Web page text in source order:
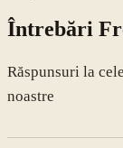
Întrebări
Răspunsuri la
noastre